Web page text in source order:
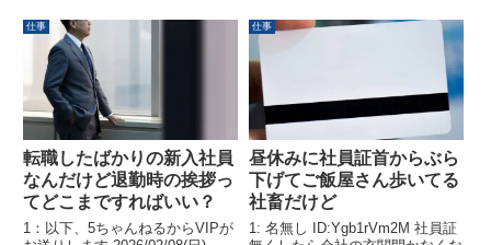
仕事
転職したばかりの新入社員
なんだけど退勤時の挨拶っ
てどこまですればいい？
1：以下、5ちゃんねるからVIPが
仕事
昼休みに社員証首からぶら
下げてご飯屋さん歩いてる
社畜だけど
1: 名無し ID:Ygb1rVm2M 社員証